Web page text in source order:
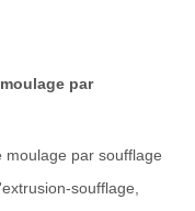
par
moulage par soufflage
soufflage,